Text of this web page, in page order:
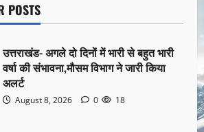
POSTS
उत्तराखंड- अगले दो दिनों में भारी से बहुत भारी
वर्षा की संभावना,मौसम विभाग ने जारी किया
अलर्ट
August 8, 2026 0 18